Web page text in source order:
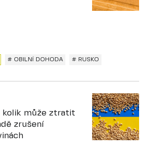
# OBILNÍ DOHODA # RUSKO
kolik může ztratit
zrušení